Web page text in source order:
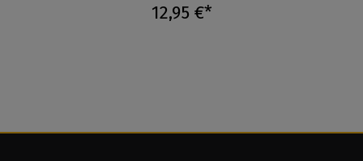
12,95 €*